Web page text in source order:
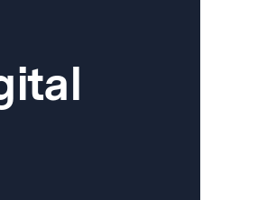
de celular para celular.